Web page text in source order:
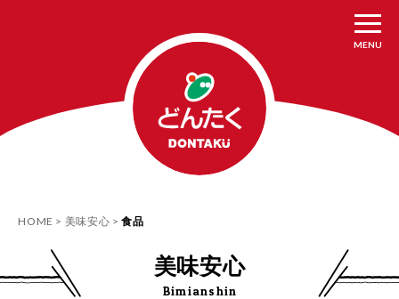
MENU
HOME 美味安心 食品
美味安心
Bimianshin